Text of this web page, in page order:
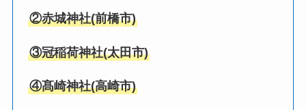
②赤城神社(前橋市)
③冠稲荷神社(太田市)
④髙崎神社(高崎市)